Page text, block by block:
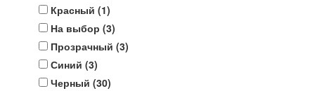
Красный (1)
На выбор (3)
Прозрачный (3)
Синий (3)
Черный (30)